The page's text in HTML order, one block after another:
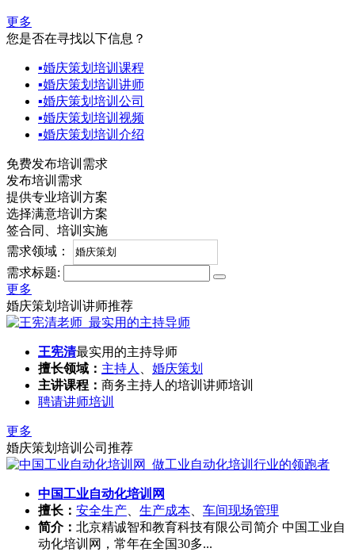
更多
您是否在寻找以下信息？
▪婚庆策划培训课程
▪婚庆策划培训讲师
▪婚庆策划培训公司
▪婚庆策划培训视频
▪婚庆策划培训介绍
免费发布培训需求
发布培训需求
提供专业培训方案
选择满意培训方案
签合同、培训实施
需求领域：
需求标题:
更多
婚庆策划培训讲师推荐
王宪清最实用的主持导师
擅长领域： 主持人
婚庆策划
主讲课程： 商务主持人的培训讲师培训
聘请讲师培训
更多
婚庆策划培训公司推荐
中国工业自动化培训网
擅长： 安全生产 生产成本
车间现场管理
简介： 北京精诚智和教育科技有限公司简介 中国工业自
动化培训网，常年在全国30多...